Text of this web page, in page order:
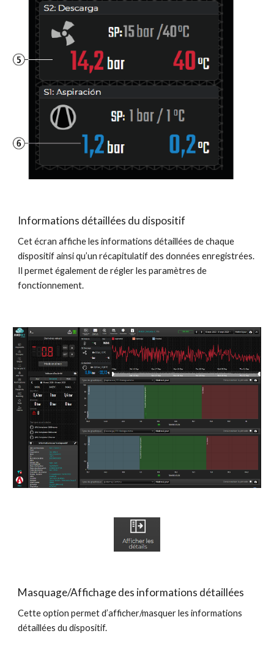
Informations détaillées du dispositif
Cet écran affiche les informations détaillées de chaque
dispositif ainsi qu’un récapitulatif des données enregistrées.
Il permet également de régler les paramètres de
fonctionnement.
Masquage/Affichage des informations détaillées
Cette option permet d’afficher/masquer les informations
détaillées du dispositif.